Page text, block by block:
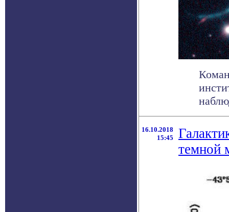
16.10.2018
15:45
темной